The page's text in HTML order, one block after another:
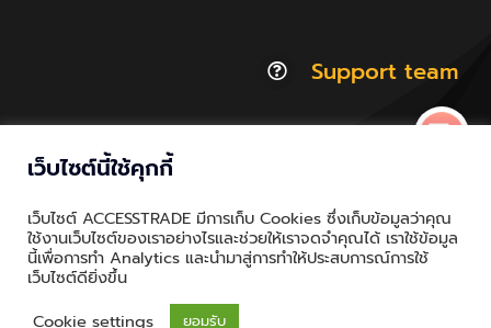
Support team
Thailand.a | All Rights Reserved
Privacy & Policy | Cookie Policy
เว็บไซต์นี้ใช้คุกกี้
เว็บไซต์ ACCESSTRADE มีการเก็บ Cookies ซึ่งเก็บข้อมูลว่าคุณ
ใช้งานเว็บไซต์ของเราอย่างไรและช่วยให้เราจดจำคุณได้ เราใช้ข้อมูล
นี้เพื่อการทำ Analytics และนำมาสู่การทำให้ประสบการณ์การใช้
เว็บไซต์ดียิ่งขึ้น
Cookie settings
ยอมรับ